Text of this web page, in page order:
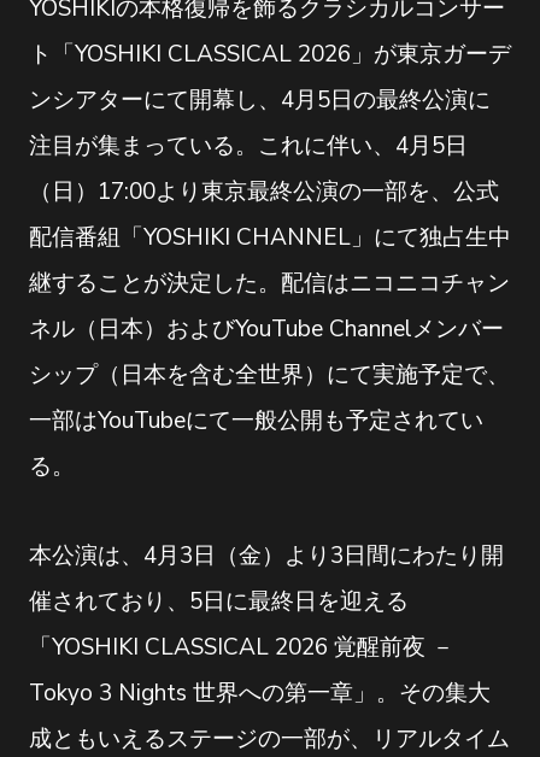
YOSHIKIの本格復帰を飾るクラシカルコンサー
ト「YOSHIKI CLASSICAL 2026」が東京ガーデ
ンシアターにて開幕し、4月5日の最終公演に
注目が集まっている。これに伴い、4月5日
（日）17:00より東京最終公演の一部を、公式
配信番組「YOSHIKI CHANNEL」にて独占生中
継することが決定した。配信はニコニコチャン
ネル（日本）およびYouTube Channelメンバー
シップ（日本を含む全世界）にて実施予定で、
一部はYouTubeにて一般公開も予定されてい
る。
本公演は、4月3日（金）より3日間にわたり開
催されており、5日に最終日を迎える
「YOSHIKI CLASSICAL 2026 覚醒前夜 －
Tokyo 3 Nights 世界への第一章」。その集大
成ともいえるステージの一部が、リアルタイム